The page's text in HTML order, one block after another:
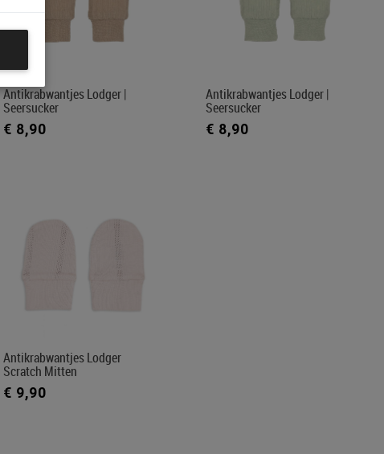
Antikrabwantjes Lodger |
Seersucker
€ 8,90
Antikrabwantjes Lodger |
Seersucker
€ 8,90
Antikrabwantjes Lodger
Scratch Mitten
€ 9,90